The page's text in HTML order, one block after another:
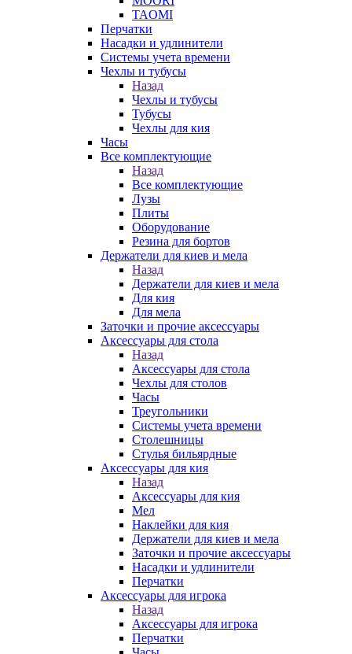
TAOMI
Перчатки
Насадки и удлинители
Системы учета времени
Чехлы и тубусы
Назад
Чехлы и тубусы
Тубусы
Чехлы для кия
Часы
Все комплектующие
Назад
Все комплектующие
Лузы
Плиты
Оборудование
Резина для бортов
Держатели для киев и мела
Назад
Держатели для киев и мела
Для кия
Для мела
Заточки и прочие аксессуары
Аксессуары для стола
Назад
Аксессуары для стола
Чехлы для столов
Часы
Треугольники
Системы учета времени
Столешницы
Стулья бильярдные
Аксессуары для кия
Назад
Аксессуары для кия
Мел
Наклейки для кия
Держатели для киев и мела
Заточки и прочие аксессуары
Насадки и удлинители
Перчатки
Аксессуары для игрока
Назад
Аксессуары для игрока
Перчатки